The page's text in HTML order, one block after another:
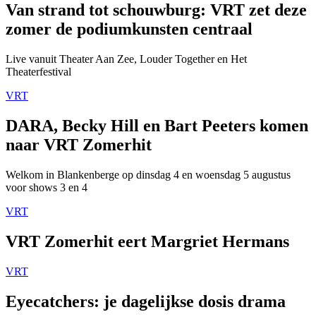
Van strand tot schouwburg: VRT zet deze
zomer de podiumkunsten centraal
Live vanuit Theater Aan Zee, Louder Together en Het
Theaterfestival
VRT
DARA, Becky Hill en Bart Peeters komen
naar VRT Zomerhit
Welkom in Blankenberge op dinsdag 4 en woensdag 5 augustus
voor shows 3 en 4
VRT
VRT Zomerhit eert Margriet Hermans
VRT
Eyecatchers: je dagelijkse dosis drama